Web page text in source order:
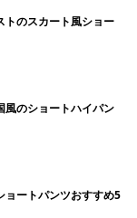
トのスカート風ショー
風のショートハイパン
ョートパンツおすすめ5